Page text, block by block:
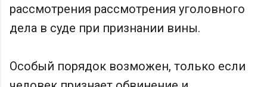
рассмотрения рассмотрения уголовного
дела в суде при признании вины.
Особый порядок возможен, только если